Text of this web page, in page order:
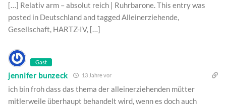
[…] Relativ arm – absolut reich | Ruhrbarone. This entry was
posted in Deutschland and tagged Alleinerziehende,
Gesellschaft, HARTZ-IV, […]
Gast
jennifer bunzeck 13 Jahre vor
ich bin froh dass das thema der alleinerziehenden mütter
mitlerweile überhaupt behandelt wird, wenn es doch auch